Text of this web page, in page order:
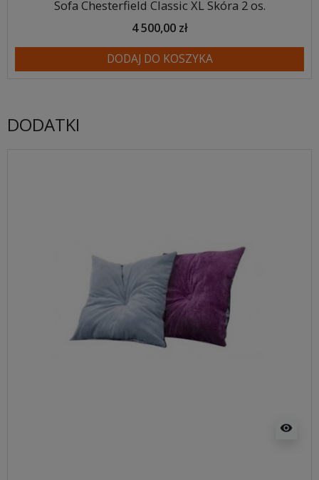
Sofa Chesterfield Classic XL Skóra 2 os.
4 500,00 zł
DODAJ DO KOSZYKA
DODATKI
visibility